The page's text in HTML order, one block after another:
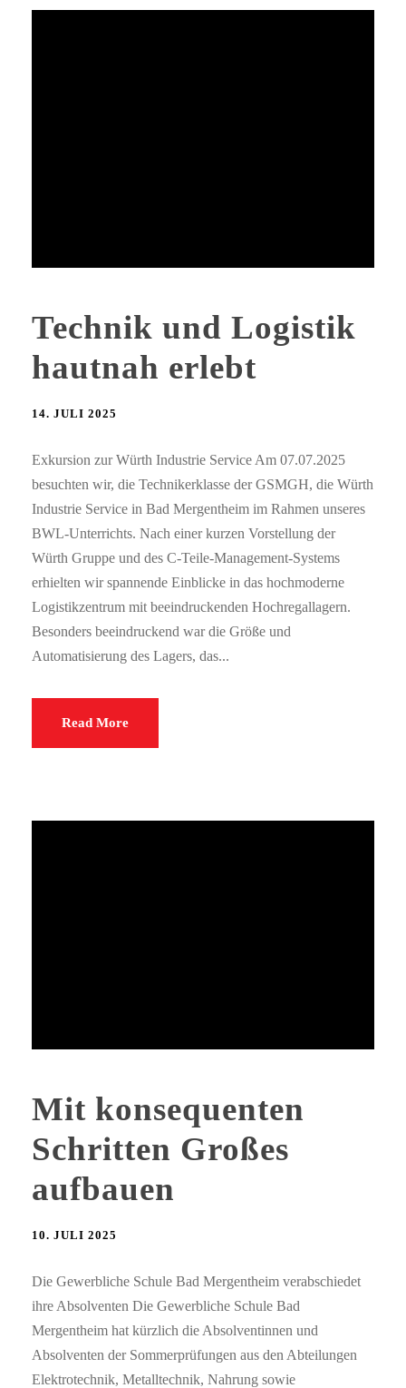
Technik und Logistik
hautnah erlebt
14. JULI 2025
Exkursion zur Würth Industrie Service Am 07.07.2025
besuchten wir, die Technikerklasse der GSMGH, die Würth
Industrie Service in Bad Mergentheim im Rahmen unseres
BWL-Unterrichts. Nach einer kurzen Vorstellung der
Würth Gruppe und des C-Teile-Management-Systems
erhielten wir spannende Einblicke in das hochmoderne
Logistikzentrum mit beeindruckenden Hochregallagern.
Besonders beeindruckend war die Größe und
Automatisierung des Lagers, das...
Read More
Mit konsequenten
Schritten Großes
aufbauen
10. JULI 2025
Die Gewerbliche Schule Bad Mergentheim verabschiedet
ihre Absolventen Die Gewerbliche Schule Bad
Mergentheim hat kürzlich die Absolventinnen und
Absolventen der Sommerprüfungen aus den Abteilungen
Elektrotechnik, Metalltechnik, Nahrung sowie